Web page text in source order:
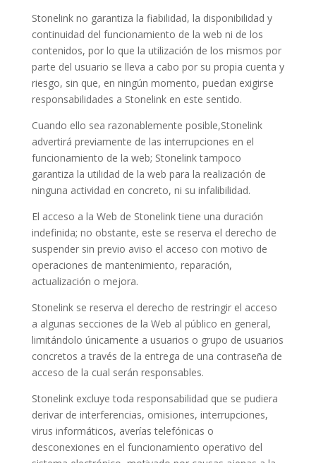
Stonelink no garantiza la fiabilidad, la disponibilidad y
continuidad del funcionamiento de la web ni de los
contenidos, por lo que la utilización de los mismos por
parte del usuario se lleva a cabo por su propia cuenta y
riesgo, sin que, en ningún momento, puedan exigirse
responsabilidades a Stonelink en este sentido.
Cuando ello sea razonablemente posible,Stonelink
advertirá previamente de las interrupciones en el
funcionamiento de la web; Stonelink tampoco
garantiza la utilidad de la web para la realización de
ninguna actividad en concreto, ni su infalibilidad.
El acceso a la Web de Stonelink tiene una duración
indefinida; no obstante, este se reserva el derecho de
suspender sin previo aviso el acceso con motivo de
operaciones de mantenimiento, reparación,
actualización o mejora.
Stonelink se reserva el derecho de restringir el acceso
a algunas secciones de la Web al público en general,
limitándolo únicamente a usuarios o grupo de usuarios
concretos a través de la entrega de una contraseña de
acceso de la cual serán responsables.
Stonelink excluye toda responsabilidad que se pudiera
derivar de interferencias, omisiones, interrupciones,
virus informáticos, averías telefónicas o
desconexiones en el funcionamiento operativo del